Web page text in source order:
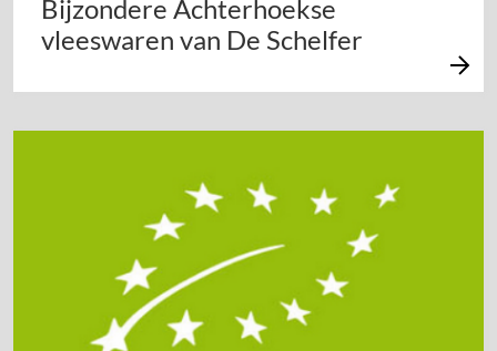
Bijzondere Achterhoekse
vleeswaren van De Schelfer